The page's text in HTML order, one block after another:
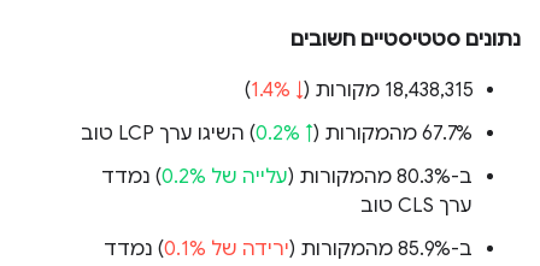
נתונים סטטיסטיים חשובים
‫18,438,315 מקורות ( ↓ 1.4%
)
‫67.7% מהמקורות (
↑ 0.2%
) השיגו ערך LCP טוב
ב-80.3% מהמקורות (
עלייה של 0.2%
) נמדד
ערך CLS טוב
ב-85.9% מהמקורות (
ירידה של 0.1% ) נמדד